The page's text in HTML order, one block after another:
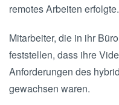
remotes Arbeiten erfolgte.
Mitarbeiter, die in ihr
feststellen, dass ihre
Anforderungen des
gewachsen waren.